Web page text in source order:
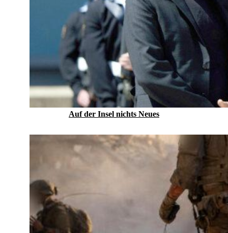
Auf der Insel nichts Neues